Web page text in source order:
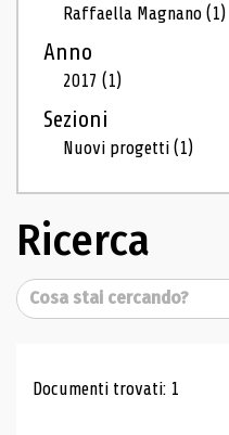
Raffaella Magnano(1)
Anno
2017(1)
Sezioni
Nuovi progetti(1)
Ricerca
Cerca
Risultati di
Documenti trovati: 1